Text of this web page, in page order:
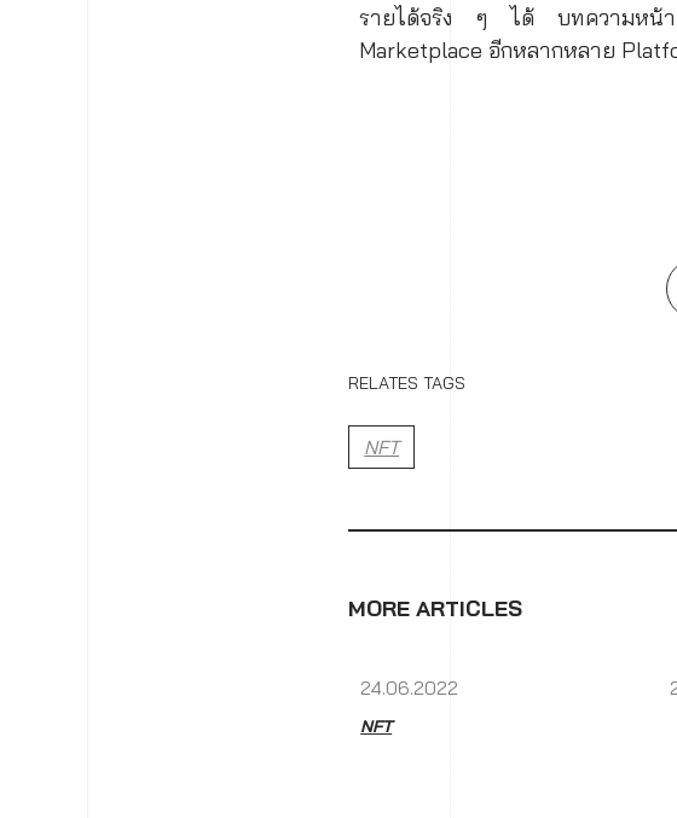
รายได้จริง ๆ ได้ บทความหน้
Marketplace อีกหลากหลาย
RELATES TAGS
NFT
MORE ARTICLES
24.06.2022
NFT